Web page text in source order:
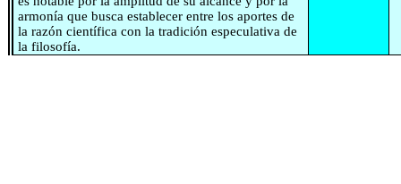
armonía que busca establecer entre los aportes de
la razón científica con la tradición especulativa de
la filosofía.